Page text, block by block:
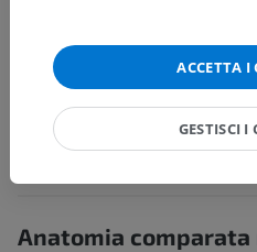
Anatomia umana 1
Neuroanatomia umana
Anatomia
ACCETTA I
GESTISCI I